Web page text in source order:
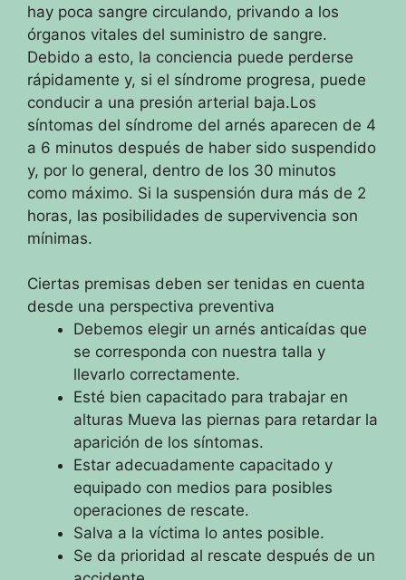
hay poca sangre circulando, privando a los
órganos vitales del suministro de sangre.
Debido a esto, la conciencia puede perderse
rápidamente y, si el síndrome progresa, puede
conducir a una presión arterial baja.Los
síntomas del síndrome del arnés aparecen de 4
a 6 minutos después de haber sido suspendido
y, por lo general, dentro de los 30 minutos
como máximo. Si la suspensión dura más de 2
horas, las posibilidades de supervivencia son
mínimas.
Ciertas premisas deben ser tenidas en cuenta
desde una perspectiva preventiva
Debemos elegir un arnés anticaídas que
se corresponda con nuestra talla y
llevarlo correctamente.
Esté bien capacitado para trabajar en
alturas Mueva las piernas para retardar la
aparición de los síntomas.
Estar adecuadamente capacitado y
equipado con medios para posibles
operaciones de rescate.
Salva a la víctima lo antes posible.
Se da prioridad al rescate después de un